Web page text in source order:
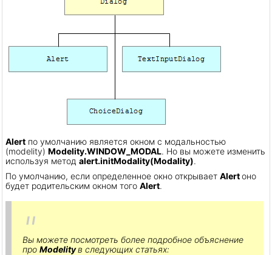
Alert по умолчанию является окном с модальностью
(modelity) Modelity.WINDOW_MODAL. Но вы можете изменить
используя метод alert.initModality(Modality).
По умолчанию, если определенное окно открывает Alertоно
будет родительским окном того Alert.
Вы можете посмотреть более подробное объяснение
про Modelityв следующих статьях: